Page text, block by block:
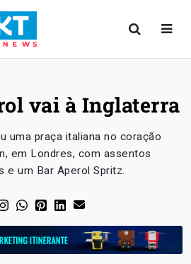
vai à Inglaterra
uma praça italiana no coração
em Londres, com assentos
e um Bar Aperol Spritz.